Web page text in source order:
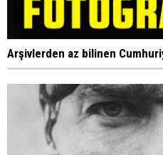
Arşivlerden az bilinen